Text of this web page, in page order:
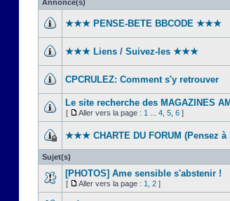
Annonce(s)
★★★ PENSE-BETE BBCODE ★★★
★★★ Liens / Suivez-les ★★★
CPCRULEZ: Comment s'y retrouver‎
Le site recherche des MAGAZINES
[ Aller vers la page : 1 4 5 6 ]
★★★ CHARTE DU FORUM (Pensez
Sujet(s)
[PHOTOS] Ame sensible s'abstenir !
[ Aller vers la page : 1 2 ]